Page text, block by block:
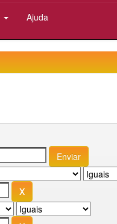
Ajuda